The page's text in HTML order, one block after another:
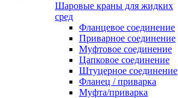
Шаровые краны для жидких
сред
Фланцевое соединение
Приварное соединение
Муфтовое соединение
Цапковое соединение
Штуцерное соединение
Фланец / приварка
Муфта/приварка